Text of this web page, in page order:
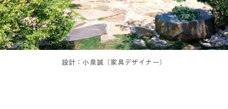
設計：小泉誠（家具デザイナー）